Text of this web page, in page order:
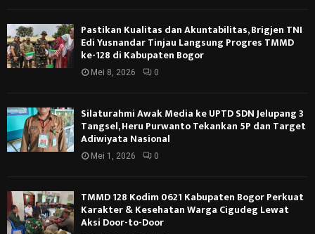
Pastikan Kualitas dan Akuntabilitas, Brigjen TNI
Edi Yusnandar Tinjau Langsung Progres TMMD
ke-128 di Kabupaten Bogor
Mei 8, 2026 0
Silaturahmi Awak Media ke UPTD SDN Jelupang 3
Tangsel, Heru Purwanto Tekankan 5P dan Target
Adiwiyata Nasional
Mei 1, 2026 0
TMMD 128 Kodim 0621 Kabupaten Bogor Perkuat
Karakter & Kesehatan Warga Cigudeg Lewat
Aksi Door-to-Door